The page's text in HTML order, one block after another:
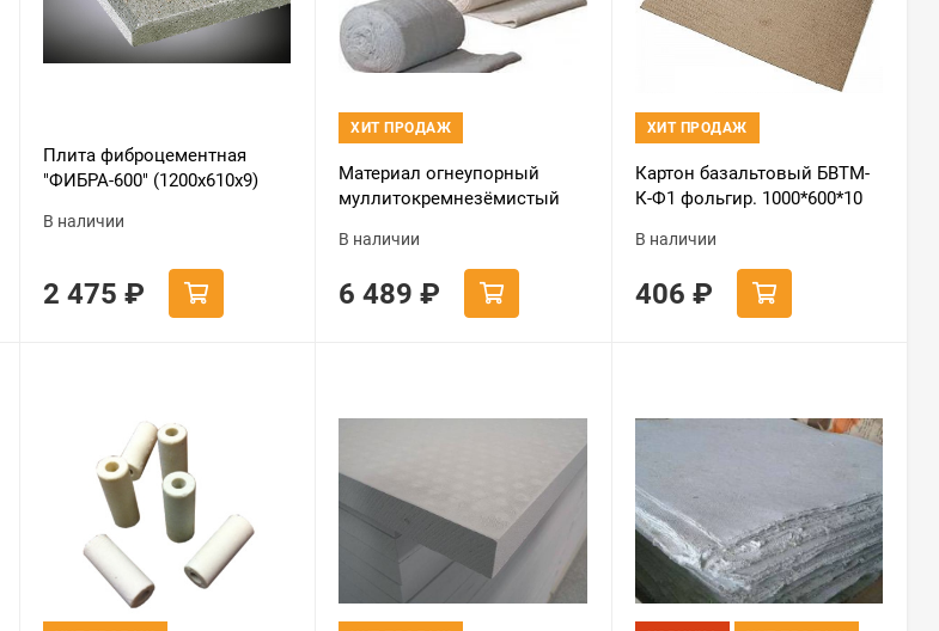
Плита фиброцементная
"ФИБРА-600" (1200х610х9)
В наличии
2 475 ₽
ХИТ ПРОДАЖ
Материал огнеупорный
муллитокремнезёмистый
10 000*600*20
В наличии
6 489 ₽
ХИТ ПРОДАЖ
Картон базальтовый БВТМ-
К-Ф1 фольгир. 1000*600*10
В наличии
406 ₽